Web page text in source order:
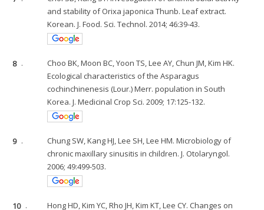
and stability of Orixa japonica Thunb. Leaf extract.
Korean. J. Food. Sci. Technol. 2014; 46:39-43.
8 .
Choo BK, Moon BC, Yoon TS, Lee AY, Chun JM, Kim HK.
Ecological characteristics of the Asparagus
cochinchinenesis (Lour.) Merr. population in South
Korea. J. Medicinal Crop Sci. 2009; 17:125-132.
9 .
Chung SW, Kang HJ, Lee SH, Lee HM. Microbiology of
chronic maxillary sinusitis in children. J. Otolaryngol.
2006; 49:499-503.
10 .
Hong HD, Kim YC, Rho JH, Kim KT, Lee CY. Changes on